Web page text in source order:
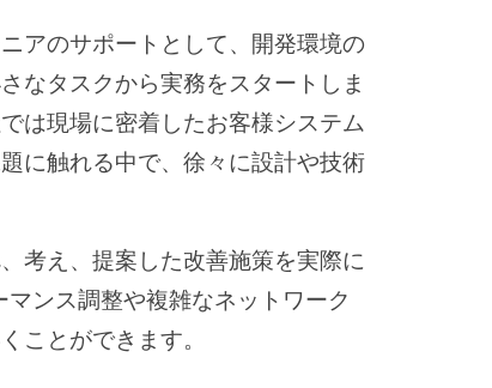
アのサポートとして、開発環境の
なタスクから実務をスタートしま
は現場に密着したお客様システム
に触れる中で、徐々に設計や技術
考え、提案した改善施策を実際に
ンス調整や複雑なネットワーク
ことができます。